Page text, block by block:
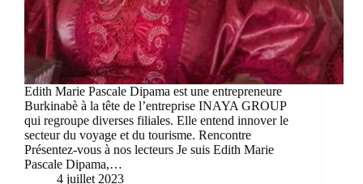
Edith Marie Pascale Dipama est une entrepreneure
Burkinabè à la tête de l’entreprise INAYA GROUP
qui regroupe diverses filiales. Elle entend innover le
secteur du voyage et du tourisme. Rencontre
Présentez-vous à nos lecteurs Je suis Edith Marie
Pascale Dipama,…
4 juillet 2023